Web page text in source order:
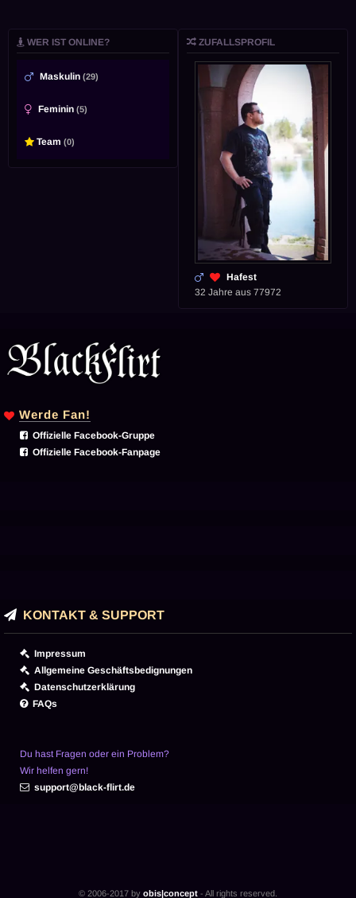
WER IST ONLINE?
Maskulin (29)
Feminin (5)
Team (0)
ZUFALLSPROFIL
Hafest
32 Jahre aus 77972
Werde Fan!
Offizielle Facebook-Gruppe
Offizielle Facebook-Fanpage
KONTAKT & SUPPORT
Impressum
Allgemeine Geschäftsbedignungen
Datenschutzerklärung
FAQs
Du hast Fragen oder ein Problem?
Wir helfen gern!
support@black-flirt.de
© 2006-2017 by obis|concept - All rights reserved.